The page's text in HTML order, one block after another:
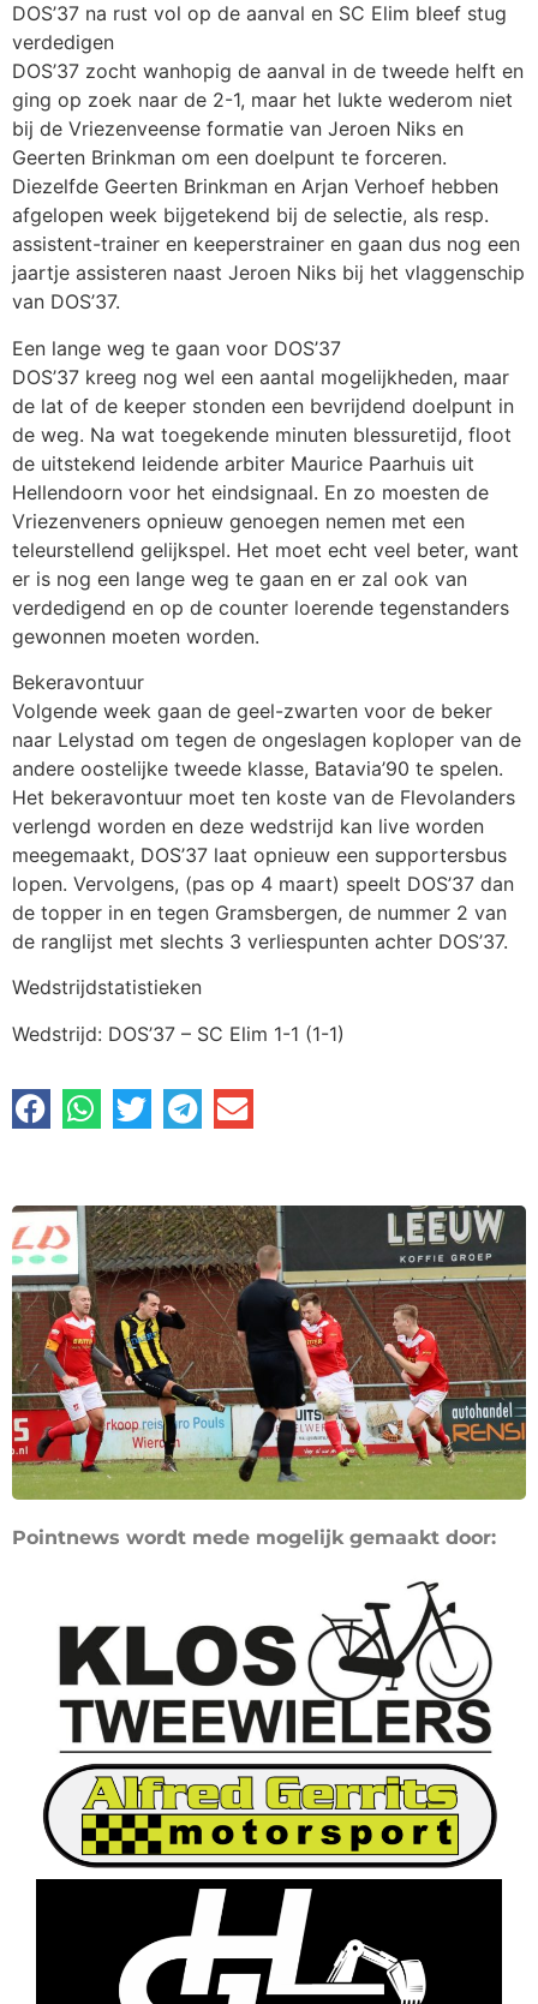
DOS’37 na rust vol op de aanval en SC Elim bleef stug
verdedigen
DOS’37 zocht wanhopig de aanval in de tweede helft en
ging op zoek naar de 2-1, maar het lukte wederom niet
bij de Vriezenveense formatie van Jeroen Niks en
Geerten Brinkman om een doelpunt te forceren.
Diezelfde Geerten Brinkman en Arjan Verhoef hebben
afgelopen week bijgetekend bij de selectie, als resp.
assistent-trainer en keeperstrainer en gaan dus nog een
jaartje assisteren naast Jeroen Niks bij het vlaggenschip
van DOS’37.
Een lange weg te gaan voor DOS’37
DOS’37 kreeg nog wel een aantal mogelijkheden, maar
de lat of de keeper stonden een bevrijdend doelpunt in
de weg. Na wat toegekende minuten blessuretijd, floot
de uitstekend leidende arbiter Maurice Paarhuis uit
Hellendoorn voor het eindsignaal. En zo moesten de
Vriezenveners opnieuw genoegen nemen met een
teleurstellend gelijkspel. Het moet echt veel beter, want
er is nog een lange weg te gaan en er zal ook van
verdedigend en op de counter loerende tegenstanders
gewonnen moeten worden.
Bekeravontuur
Volgende week gaan de geel-zwarten voor de beker
naar Lelystad om tegen de ongeslagen koploper van de
andere oostelijke tweede klasse, Batavia’90 te spelen.
Het bekeravontuur moet ten koste van de Flevolanders
verlengd worden en deze wedstrijd kan live worden
meegemaakt, DOS’37 laat opnieuw een supportersbus
lopen. Vervolgens, (pas op 4 maart) speelt DOS’37 dan
de topper in en tegen Gramsbergen, de nummer 2 van
de ranglijst met slechts 3 verliespunten achter DOS’37.
Wedstrijdstatistieken
Wedstrijd: DOS’37 – SC Elim 1-1 (1-1)
Pointnews wordt mede mogelijk gemaakt door: